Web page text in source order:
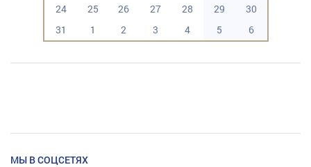
24
25 26 27 28 29
30
31
1 2 3 4 5 6
МЫ В СОЦСЕТЯХ